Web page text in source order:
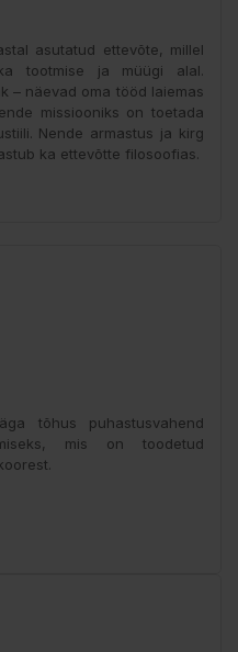
asutatud ettevõte, millel
tootmise ja müügi alal.
– näevad oma tööd laiemas
missiooniks on toetada
Nende armastus ja kirg
ka ettevõtte filosoofias.
tõhus puhastusvahend
mis on toodetud